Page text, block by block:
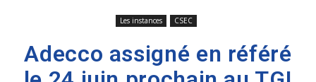
Les instances CSEC
Adecco assigné en référé